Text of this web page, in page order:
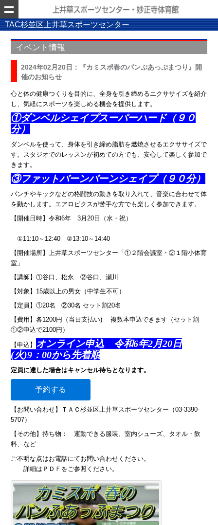
TAC杉並区上井草スポーツセンター
イベント情報
2024年02月20日：『カミスポ春のパンぷあっぷまつり』開
催のお知らせ
心と体の健康つくりを目的に、全身を引き締めるエクササイズを紹介
し、気軽にスポーツを楽しめる機会を提供します。
①ダンベルシェイプスーパーハード（９０
分）
ダンベルを使って、身体を引き締め脂肪を燃焼させるエクササイズで
す。スタジオでのレッスンが初めての方でも、安心して楽しく参加で
きます。
③ファットバーンバーンシェイプ（９０分）
パンチやキックなどの格闘技の動きを取り入れて、音楽に合わせて体
を動かします。エアロビクスが苦手な方でも楽しく参加できます。
【開催日時】令和6年3 月 20 日（水・祝）
①11:10～ 12:40 ②13:10～ 14:40
【開催場所】上井草スポーツセンター「①２階会議室・②１階小体育
室」
【講師】①谷口、松永 ②谷口、瀬川
【対象】 15歳以上の男女（中学生不可）
【定員】①20名 ②30名 セット割20名
【費用】各1200円（当日支払い) 複数本申込できます（セット割
①②申込で2100円）
【申込】 オンライン申込 令和6年2月20日
(火)9：00から先着順
定員に達した場合はキャンセル待ちとなります。
予約する
【お問い合わせ】ＴＡＣ杉並区上井草スポーツセンター（03-3390-
5707）
【その他】持ち物： 運動できる服装、室内シューズ、タオル・飲
料、など
ご不明な点はお電話にてお問い合わせください。
詳細はＰＤＦをご参照ください。